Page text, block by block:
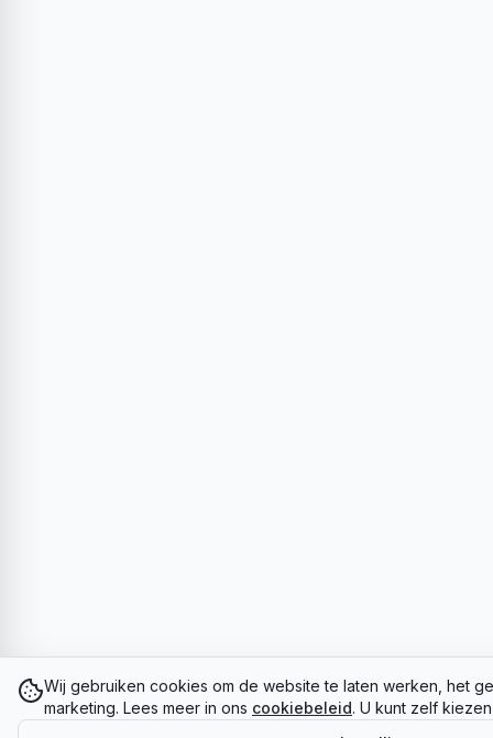
Wij gebruiken cookies om de website te laten werken, het
marketing. Lees meer in ons cookiebeleid. U kunt zelf